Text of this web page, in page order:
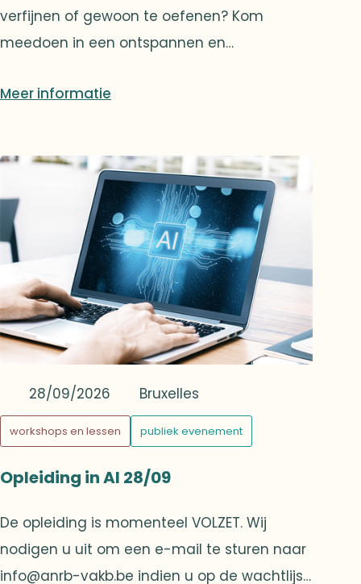
verfijnen of gewoon te oefenen? Kom
meedoen in een ontspannen en
om deel te nemen aan de
januari 2027 van start gaan onder
begeleiding van een toegewijd team van
dansleraars.
Meer informatie
28/09/2026 Bruxelles
workshops en lessen publiek evenement
Opleiding in AI 28/09
De opleiding is momenteel VOLZET. Wij
nodigen u uit om een e-mail te sturen naar
info@anrb-vakb.be indien u op de wachtlijst